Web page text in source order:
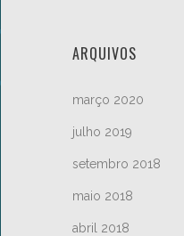
ARQUIVOS
março 2020
julho 2019
setembro 2018
maio 2018
abril 2018